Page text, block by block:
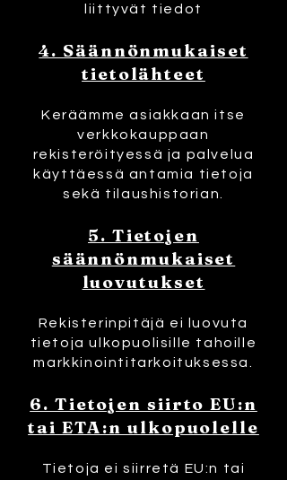
liittyvät tiedot
4. Säännönmukaiset
tietolähteet
Keräämme asiakkaan itse
verkkokauppaan
rekisteröityessä ja palvelua
käyttäessä antamia tietoja
sekä tilaushistorian.
5. Tietojen
säännönmukaiset
luovutukset
Rekisterinpitäjä ei luovuta
tietoja ulkopuolisille tahoille
markkinointitarkoituksessa.
6. Tietojen siirto EU:n
tai ETA:n ulkopuolelle
Tietoja ei siirretä EU:n tai